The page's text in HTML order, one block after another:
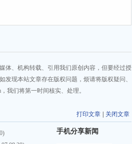
体、机构转载、引用我们原创内容，但要经过授
现本站文章存在版权问题，烦请将版权疑问、
我们将第一时间核实、处理。
打印文章 关闭文章
手机分享新闻